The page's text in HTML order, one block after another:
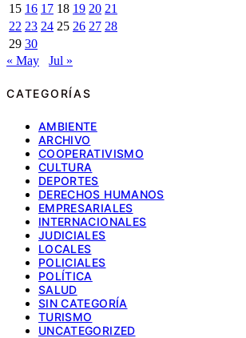
15 16 17 18 19 20 21
22 23 24 25 26 27 28
29 30
« May
Jul »
CATEGORÍAS
AMBIENTE
ARCHIVO
COOPERATIVISMO
CULTURA
DEPORTES
DERECHOS HUMANOS
EMPRESARIALES
INTERNACIONALES
JUDICIALES
LOCALES
POLICIALES
POLÍTICA
SALUD
SIN CATEGORÍA
TURISMO
UNCATEGORIZED